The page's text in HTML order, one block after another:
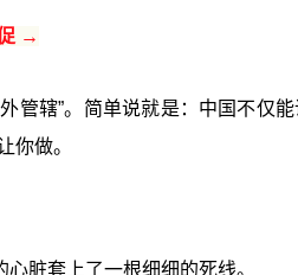
→
管辖”。简单说就是：中国不仅
做。
脏套上了一根细细的死线。